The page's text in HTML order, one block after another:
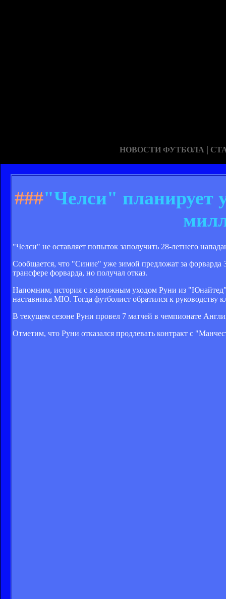
НОВОСТИ ФУТБОЛА |
###"Челси" планирует
"Челси" не оставляет попыток заполучить 28-летнего
Сообщается, что "Синие" уже зимой предложат за
трансфере форварда, но получал отказ.
Напомним, история с возможным уходом Руни из
наставника МЮ. Тогда футболист обратился к руководству
В текущем сезоне Руни провел 7 матчей в чемпионате
Отметим, что Руни отказался продлевать контракт с